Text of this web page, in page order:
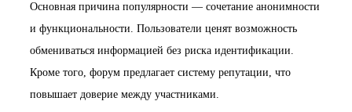
Основная причина популярности — сочетание анонимности
и функциональности. Пользователи ценят возможность
обмениваться информацией без риска идентификации.
Кроме того, форум предлагает систему репутации, что
повышает доверие между участниками.